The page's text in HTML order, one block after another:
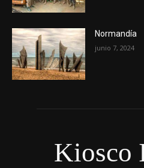
Normandía
junio 7, 2024
Kiosco